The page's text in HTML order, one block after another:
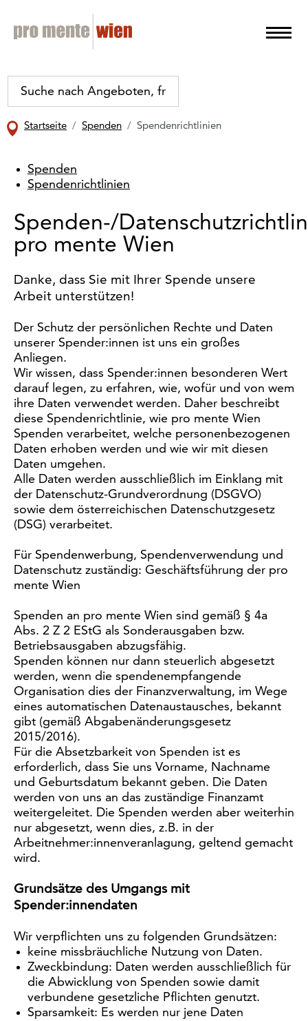
Startseite Spenden Spendenrichtlinien
Spenden
Spendenrichtlinien
Spenden-/
pro mente Wien
Danke, dass Sie mit Ihrer Spende unsere
Arbeit unterstützen!
Der Schutz der persönlichen Rechte und Daten
unserer Spender:innen ist uns ein großes
Anliegen.
Wir wissen, dass Spender:innen besonderen Wert
darauf legen, zu erfahren, wie, wofür und von wem
ihre Daten verwendet werden. Daher beschreibt
diese Spendenrichtlinie, wie pro mente Wien
Spenden verarbeitet, welche personenbezogenen
Daten erhoben werden und wie wir mit diesen
Daten umgehen.
Alle Daten werden ausschließlich im Einklang mit
der Datenschutz-Grundverordnung (DSGVO)
sowie dem österreichischen Datenschutzgesetz
(DSG) verarbeitet.
Für Spendenwerbung, Spendenverwendung und
Datenschutz zuständig: Geschäftsführung der pro
mente Wien
Spenden an pro mente Wien sind gemäß § 4a
Abs. 2 Z 2 EStG als Sonderausgaben bzw.
Betriebsausgaben abzugsfähig.
Spenden können nur dann steuerlich abgesetzt
werden, wenn die spendenempfangende
Organisation dies der Finanzverwaltung, im Wege
eines automatischen Datenaustausches, bekannt
gibt (gemäß Abgabenänderungsgesetz
2015/2016).
Für die Absetzbarkeit von Spenden ist es
erforderlich, dass Sie uns Vorname, Nachname
und Geburtsdatum bekannt geben. Die Daten
werden von uns an das zuständige Finanzamt
weitergeleitet. Die Spenden werden aber weiterhin
nur abgesetzt, wenn dies, z.B. in der
Arbeitnehmer:innenveranlagung, geltend gemacht
wird.
Grundsätze des Umgangs mit
Spender:innendaten
Wir verpflichten uns zu folgenden Grundsätzen:
keine missbräuchliche Nutzung von Daten.
Zweckbindung: Daten werden ausschließlich für
die Abwicklung von Spenden sowie damit
verbundene gesetzliche Pflichten genutzt.
Sparsamkeit: Es werden nur jene Daten